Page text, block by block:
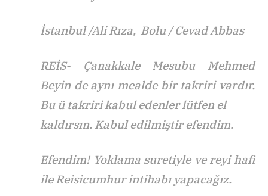
İstanbul /Ali Rıza, Bolu / Cevad Abbas
REİS- Çanakkale Mesubu Mehmed
Beyin de aynı mealde bir takriri vardır.
Bu ü takriri kabul edenler lütfen el
kaldırsın. Kabul edilmiştir efendim.
Efendim! Yoklama suretiyle ve reyi hafi
ile Reisicumhur intihabı yapacağız.